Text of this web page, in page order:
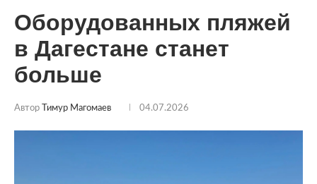
Оборудованных пляжей
в Дагестане станет
больше
Автор Тимур Магомаев 04.07.2026